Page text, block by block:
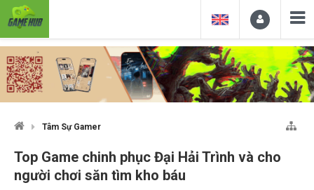
Tâm Sự Gamer
Top Game chinh phục Đại Hải Trình và cho
người chơi săn tìm kho báu